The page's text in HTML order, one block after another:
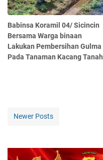
Babinsa Koramil 04/ Sicincin
Bersama Warga binaan
Lakukan Pembersihan Gulma
Pada Tanaman Kacang Tanah
Newer Posts